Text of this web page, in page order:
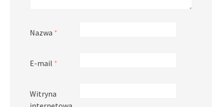
Nazwa *
E-mail *
Witryna